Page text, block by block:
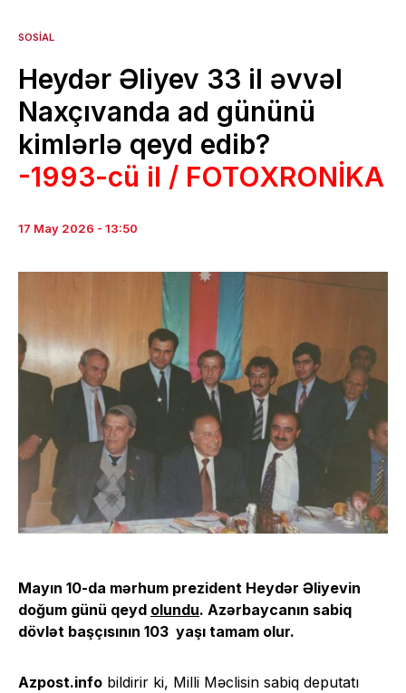
SOSIAL
Heydər Əliyev 33 il əvvəl
Naxçıvanda ad gününü
kimlərlə qeyd edib?
-1993-cü il / FOTOXRONİKA
17 May 2026 - 13:50
Mayın 10-da mərhum prezident Heydər Əliyevin
doğum günü qeyd olundu. Azərbaycanın sabiq
dövlət başçısının 103 yaşı tamam olur.
Azpost.info bildirir ki, Milli Məclisin sabiq deputatı